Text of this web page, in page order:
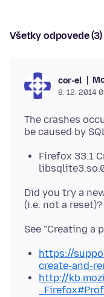
Všetky odpovede (3)
cor-el
8. 12. 2014
The crashes
Firefox 33.1
Did you try a
https://
create-and-
http://